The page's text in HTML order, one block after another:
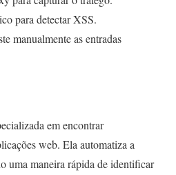
para detectar XSS.
manualmente as entradas
em encontrar
web. Ela automatiza a
uma maneira rápida de identificar